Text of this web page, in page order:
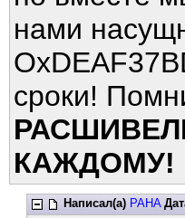
нами
сроки!
КАЖДОМУ!
Написал(а) PAHA